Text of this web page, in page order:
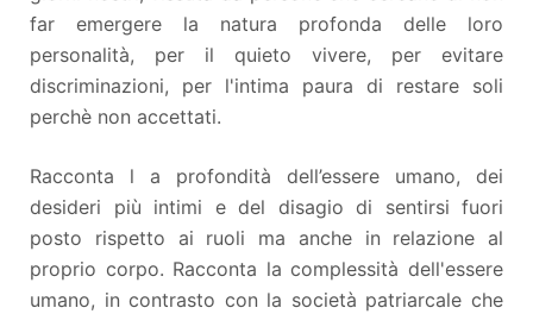
far emergere la natura profonda delle loro
personalità, per il quieto vivere, per evitare
discriminazioni, per l'intima paura di restare soli
perchè non accettati.
Racconta l a profondità dell’essere umano, dei
desideri più intimi e del disagio di sentirsi fuori
posto rispetto ai ruoli ma anche in relazione al
proprio corpo. Racconta la complessità dell'essere
umano, in contrasto con la società patriarcale che